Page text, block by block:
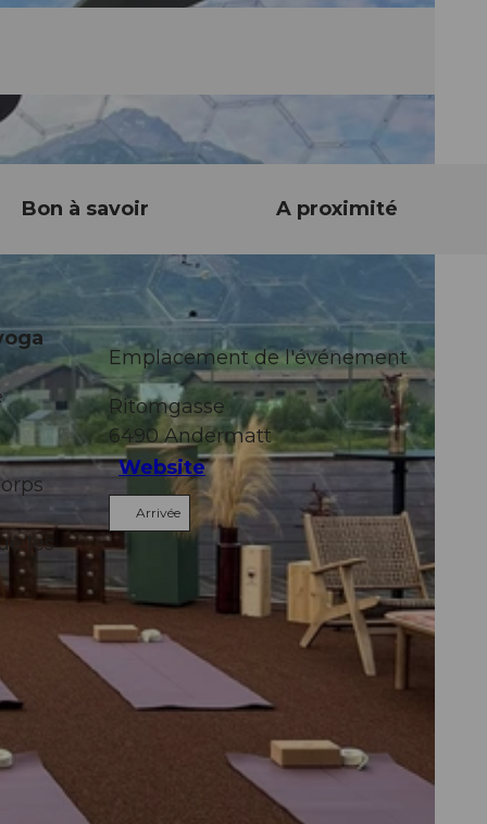
Bon à savoir A proximité
les
Emplacement de l'événement
Ritomgasse
6490Andermatt
Website
Arrivée